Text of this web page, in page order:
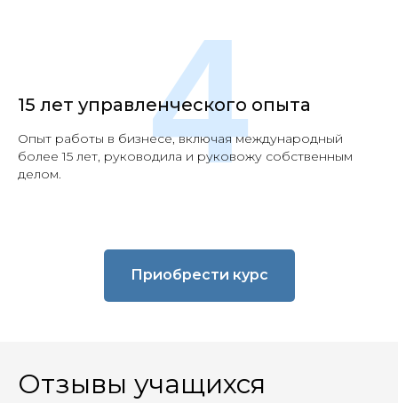
15 лет управленческого опыта
Опыт работы в бизнесе, включая международный
более 15 лет, руководила и руковожу собственным
делом.
4
Приобрести курс
Отзывы учащихся